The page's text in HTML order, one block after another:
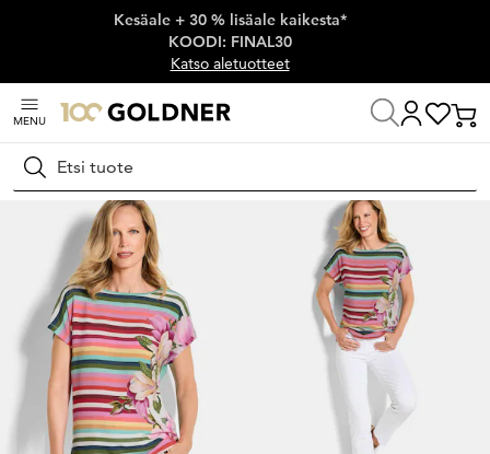
Ohita siirtymä, siirry pääsisältöön
Kesäale + 30 % lisäale kaikesta*
KOODI: FINAL30
Katso aletuotteet
MENU
Hae
Koti Naisten muoti